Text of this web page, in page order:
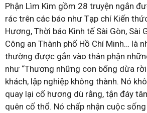
Phận Lìm Kìm gồm 28 truyện ngắn
rác trên các báo như Tạp chí Kiến
Hương, Thời báo Kinh tế Sài Gòn, Sài
Công an Thành phố Hồ Chí Minh… là
thường được gắn vào thân phận
như “Thương những con bống dừa
khách, lập nghiệp không thành. Nó
quay lại cố hương dù rằng, tận đáy
quên cố thổ. Nó chấp nhận cuộc sống